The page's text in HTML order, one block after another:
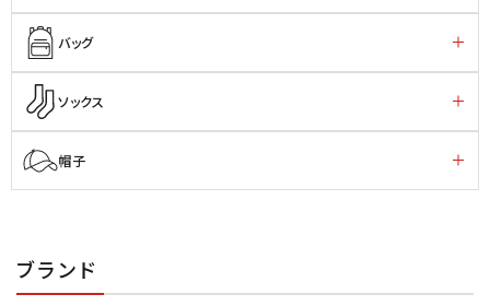
バッグ
ソックス
帽子
ブランド